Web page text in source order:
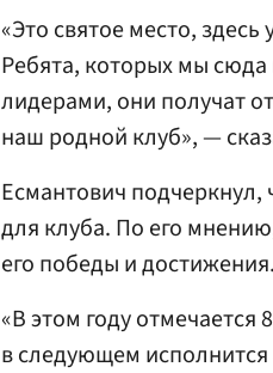
«Это святое место,
Ребята, которых мы сюда
лидерами, они получат
наш родной клуб», —
Есмантович подчеркнул,
для клуба. По его
его победы и достижения.
«В этом году
в следующем